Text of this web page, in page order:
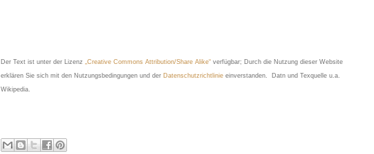
Der Text ist unter der Lizenz „Creative Commons Attribution/Share Alike“ verfügbar; Durch die Nutzung dieser Website
erklären Sie sich mit den Nutzungsbedingungen und der Datenschutzrichtlinie einverstanden. Datn und Texquelle u.a.
Wikipedia.